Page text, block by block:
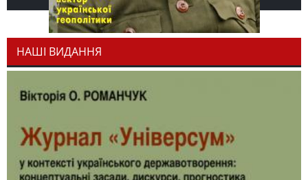
НАШІ ВИДАННЯ